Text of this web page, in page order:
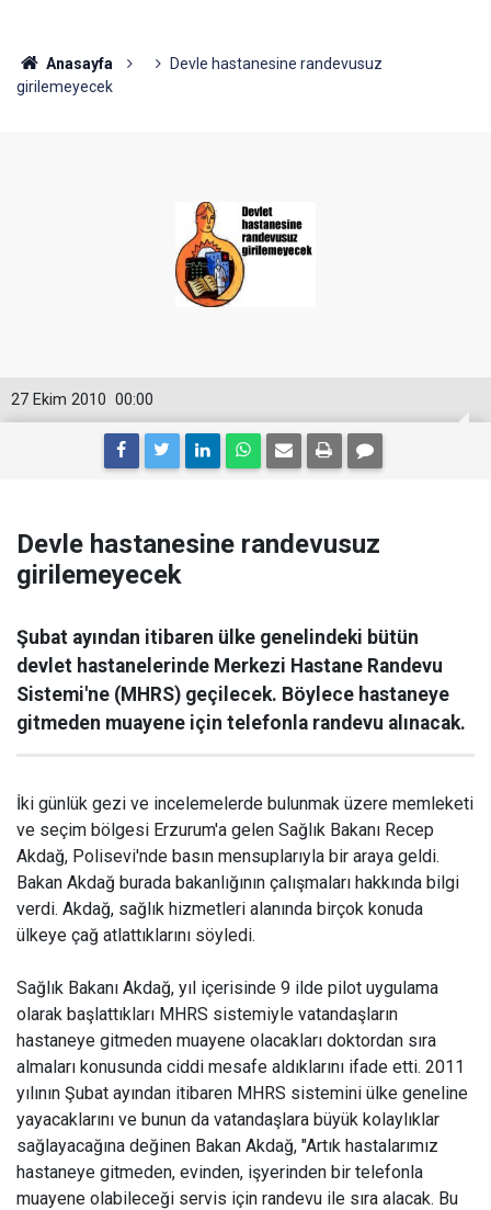
Anasayfa
Devle hastanesine randevusuz
girilemeyecek
00:00
27 Ekim 2010
Devle hastanesine randevusuz
girilemeyecek
Şubat ayından itibaren ülke genelindeki bütün
devlet hastanelerinde Merkezi Hastane Randevu
Sistemi'ne (MHRS) geçilecek. Böylece hastaneye
gitmeden muayene için telefonla randevu alınacak.
İki günlük gezi ve incelemelerde bulunmak üzere memleketi
ve seçim bölgesi Erzurum'a gelen Sağlık Bakanı Recep
Akdağ, Polisevi'nde basın mensuplarıyla bir araya geldi.
Bakan Akdağ burada bakanlığının çalışmaları hakkında bilgi
verdi. Akdağ, sağlık hizmetleri alanında birçok konuda
ülkeye çağ atlattıklarını söyledi.
Sağlık Bakanı Akdağ, yıl içerisinde 9 ilde pilot uygulama
olarak başlattıkları MHRS sistemiyle vatandaşların
hastaneye gitmeden muayene olacakları doktordan sıra
almaları konusunda ciddi mesafe aldıklarını ifade etti. 2011
yılının Şubat ayından itibaren MHRS sistemini ülke geneline
yayacaklarını ve bunun da vatandaşlara büyük kolaylıklar
sağlayacağına değinen Bakan Akdağ, "Artık hastalarımız
hastaneye gitmeden, evinden, işyerinden bir telefonla
muayene olabileceği servis için randevu ile sıra alacak. Bu